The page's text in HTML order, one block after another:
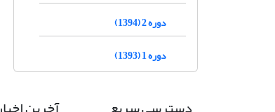
دوره 2 (1394)
دوره 1 (1393)